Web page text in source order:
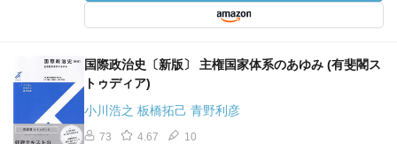
国際政治史〔新版〕 主権国家体系のあゆみ (有斐閣ス
トゥディア)
小川浩之 板橋拓己 青野利彦
73 4.67 10